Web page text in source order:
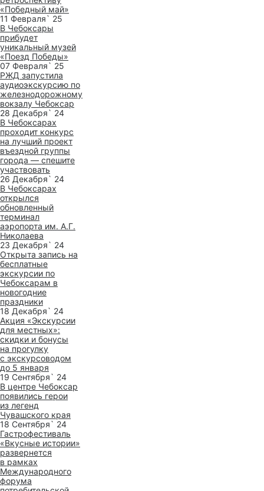
«Победный май»
11 Февраля` 25
В Чебоксары
прибудет
уникальный музей
«Поезд Победы»
07 Февраля` 25
РЖД запустила
аудиоэкскурсию по
железнодорожному
вокзалу Чебоксар
28 Декабря` 24
В Чебоксарах
проходит конкурс
на лучший проект
въездной группы
города — спешите
участвовать
26 Декабря` 24
В Чебоксарах
открылся
обновленный
терминал
аэропорта им. А.Г.
Николаева
23 Декабря` 24
Открыта запись на
бесплатные
экскурсии по
Чебоксарам в
новогодние
праздники
18 Декабря` 24
Акция «Экскурсии
для местных»:
скидки и бонусы
на прогулку
с экскурсоводом
до 5 января
19 Сентября` 24
В центре Чебоксар
появились герои
из легенд
Чувашского края
18 Сентября` 24
Гастрофестиваль
«Вкусные истории»
развернется
в рамках
Международного
форума